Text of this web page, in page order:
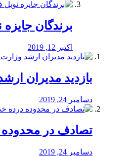
برندگان جایزه
اکتبر 12, 2019
بازدید مدیران
دسامبر 24, 2019
تصادف در محدوده
دسامبر 24, 2019